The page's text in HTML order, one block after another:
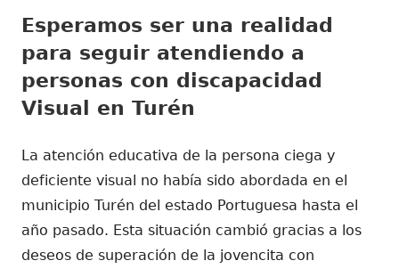
Esperamos ser una realidad
para seguir atendiendo a
personas con discapacidad
Visual en Turén
La atención educativa de la persona ciega y
deficiente visual no había sido abordada en el
municipio Turén del estado Portuguesa hasta el
año pasado. Esta situación cambió gracias a los
deseos de superación de la jovencita con